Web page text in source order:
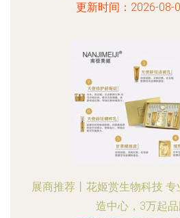
更新时间：2026-08-
展商推荐丨花姬赏生物科技
造中心，3万起